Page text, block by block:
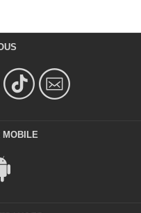
MOBILE